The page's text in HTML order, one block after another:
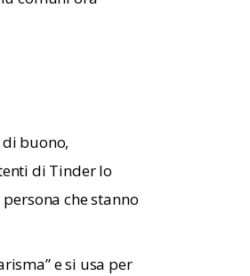
buono,
di Tinder lo
che stanno
e si usa per